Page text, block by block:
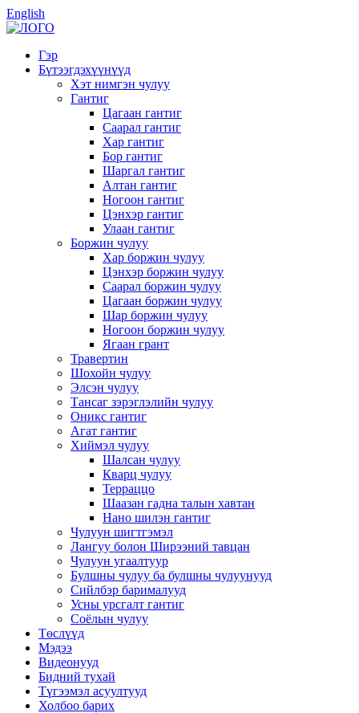
English
Гэр
Бүтээгдэхүүнүүд
Хэт нимгэн чулуу
Гантиг
Цагаан гантиг
Саарал гантиг
Хар гантиг
Бор гантиг
Шаргал гантиг
Алтан гантиг
Ногоон гантиг
Цэнхэр гантиг
Улаан гантиг
Боржин чулуу
Хар боржин чулуу
Цэнхэр боржин чулуу
Саарал боржин чулуу
Цагаан боржин чулуу
Шар боржин чулуу
Ногоон боржин чулуу
Ягаан грант
Травертин
Шохойн чулуу
Элсэн чулуу
Тансаг зэрэглэлийн чулуу
Оникс гантиг
Агат гантиг
Хиймэл чулуу
Шалсан чулуу
Кварц чулуу
Терраццо
Шаазан гадна талын хавтан
Нано шилэн гантиг
Чулуун шигтгэмэл
Лангуу болон Ширээний тавцан
Чулуун угаалтуур
Булшны чулуу ба булшны чулуунууд
Сийлбэр барималууд
Усны урсгалт гантиг
Соёлын чулуу
Төслүүд
Мэдээ
Видеонууд
Бидний тухай
Түгээмэл асуултууд
Холбоо барих